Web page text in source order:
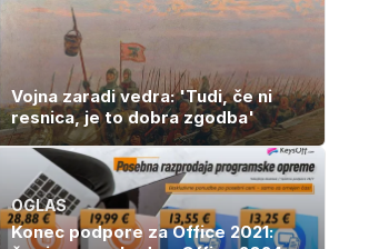
Vojna zaradi vedra: 'Tudi, če ni
resnica, je to dobra zgodba'
OGLAS
Konec podpore za Office 2021: